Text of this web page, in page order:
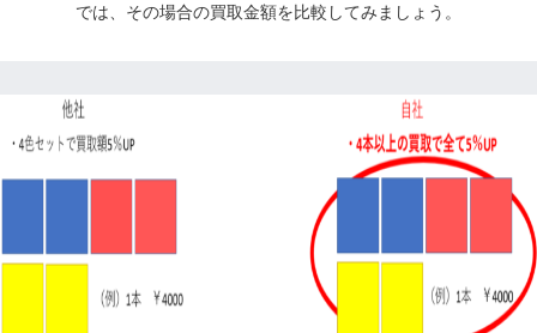
では、その場合の買取金額を比較してみましょう。